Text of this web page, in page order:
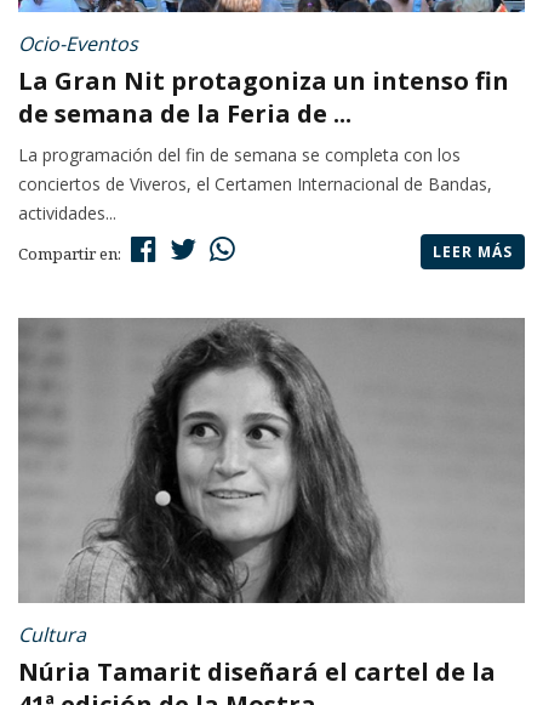
Ocio-Eventos
La Gran Nit protagoniza un intenso fin
de semana de la Feria de ...
La programación del fin de semana se completa con los
conciertos de Viveros, el Certamen Internacional de Bandas,
actividades...
Compartir en: LEER MÁS
Cultura
Núria Tamarit diseñará el cartel de la